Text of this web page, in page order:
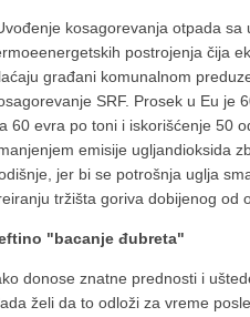
kosagorevanja otpada
postrojenja čija
građani komunalnom
SRF. Prosek u Eu je
60 evra po toni i iskorišćenje 50
emisije ugljandioksida
jer bi se potrošnja uglja
tržišta goriva dobijenog od
"bacanje đubreta"
donose znatne prednosti i
želi da to odloži za vreme